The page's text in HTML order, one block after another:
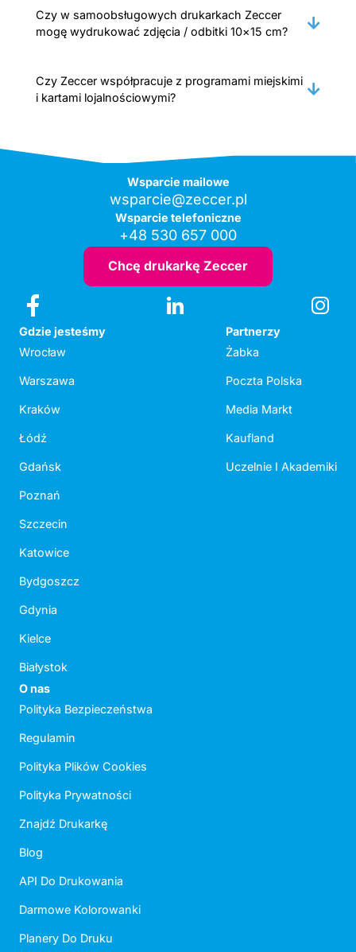
Czy w samoobsługowych drukarkach Zeccer
mogę wydrukować zdjęcia / odbitki 10×15 cm?
Czy Zeccer współpracuje z programami miejskimi
i kartami lojalnościowymi?
Wsparcie mailowe
wsparcie@zeccer.pl
Wsparcie telefoniczne
+48 530 657 000
Chcę drukarkę Zeccer
Gdzie jesteśmy
Wrocław
Warszawa
Kraków
Łódź
Gdańsk
Poznań
Szczecin
Katowice
Bydgoszcz
Gdynia
Kielce
Białystok
Partnerzy
Żabka
Poczta Polska
Media Markt
Kaufland
Uczelnie I Akademiki
O nas
Polityka Bezpieczeństwa
Regulamin
Polityka Plików Cookies
Polityka Prywatności
Znajdź Drukarkę
Blog
API Do Drukowania
Darmowe Kolorowanki
Planery Do Druku